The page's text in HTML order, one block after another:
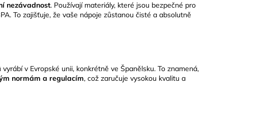
nezávadnost. Používají materiály, které jsou bezpečné pro
To zajišťuje, že vaše nápoje zůstanou čisté a absolutně
v Evropské unii, konkrétně ve Španělsku. To znamená,
normám a regulacím, což zaručuje vysokou kvalitu a